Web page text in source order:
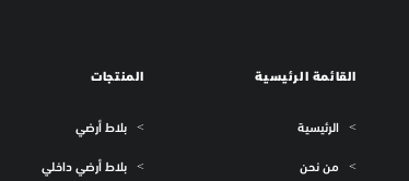
القائمة الرئيسية
الرئيسية
من نحن
المنتجات
بلاط أرضي
بلاط أرضي داخلي